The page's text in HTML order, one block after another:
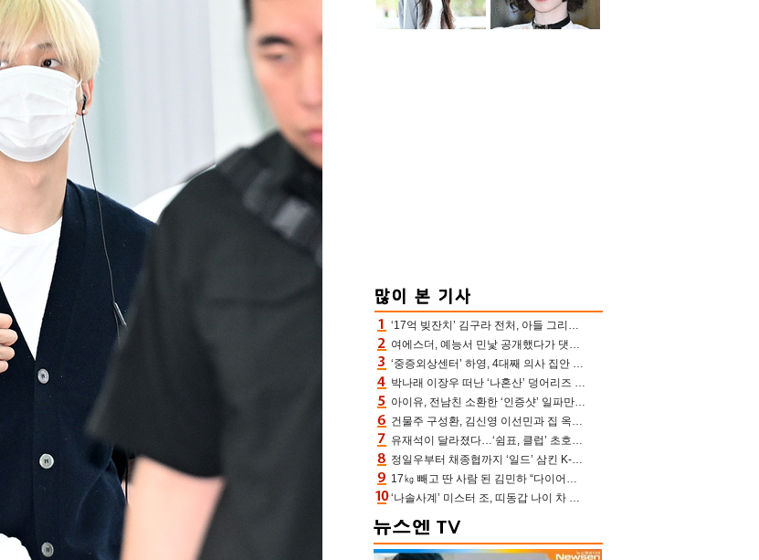
‘17억 빚잔치’ 김구라 전처, 아들 그리는 “나 뿐인데” 친엄마 챙기는 효심 눈길
여에스더, 예능서 민낯 공개했다가 댓글에 충격 “눈 왜 저렇게 처졌냐고”(에스더TV)
‘중증외상센터’ 하영, 4대째 의사 집안 인증 “증조부, 고종 황제 진료”(옥문아)[어제TV]
박나래 이장우 떠난 ‘나혼산’ 덩어리즈 왔다, 1인 1케이크에 팜유 전현무 충격[어제TV]
아이유, 전남친 소환한 ‘인증샷’ 일파만파 속…남사친 변우석 선물도 남겼나 ‘훈훈’
건물주 구성환, 김신영 이선민과 집 옥상서 41만원 한우 파티 “화력이 성화봉송”(나혼산)
유재석이 달라졌다…‘쉼표, 클럽’ 초호화 코스에 주우재도 감탄 (놀면 뭐하니?)
정일우부터 채종협까지 ‘일드’ 삼킨 K-배우들의 매서운 돌풍
17㎏ 빼고 딴 사람 된 김민하 “다이어트 화제돼 깜짝, 이럴 일인가”(전현무계획4)[어제TV]
‘나솔사계’ 미스터 조, 띠동갑 나이 차 고백…3MC ‘말잇못’